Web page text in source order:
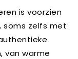
is voorzien
soms zelfs met
van warme